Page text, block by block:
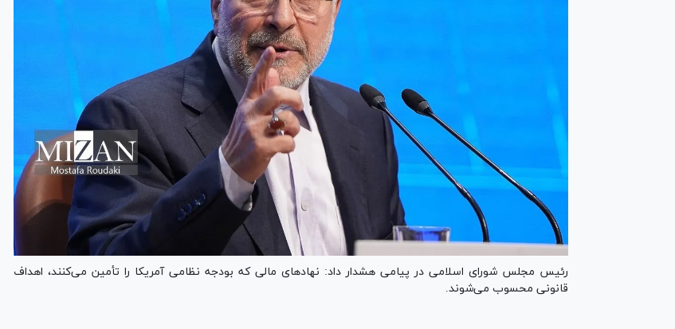
رئیس مجلس شورای اسلامی در پیامی هشدار داد: نهاد‌های مالی که بودجه نظامی آمریکا را تأمین می‌کنند، اهداف
قانونی محسوب می‌شوند.